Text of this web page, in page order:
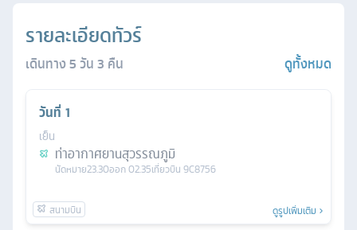
รายละเอียดทัวร์
เดินทาง5วัน3 คืน ดูทั้งหมด
วันที่ 1
เย็น
ท่าอากาศยานสุวรรณภูมิ
นัดหมาย23.30ออก02.35เที่ยวบิน 9C8756
ดูรูปเพิ่มเติม